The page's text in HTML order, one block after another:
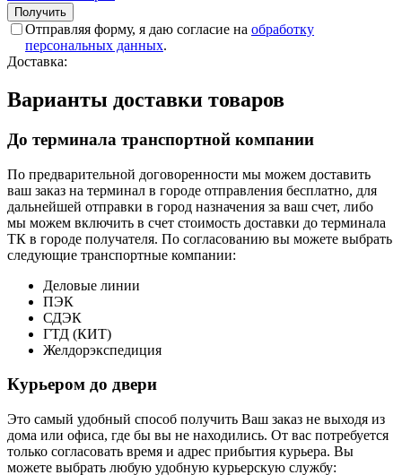
Отправляя форму, я даю согласие на обработку
персональных данных.
Доставка:
Варианты доставки товаров
До терминала транспортной компании
По предварительной договоренности мы можем доставить
ваш заказ на терминал в городе отправления бесплатно, для
дальнейшей отправки в город назначения за ваш счет, либо
мы можем включить в счет стоимость доставки до терминала
ТК в городе получателя. По согласованию вы можете выбрать
следующие транспортные компании:
Деловые линии
ПЭК
СДЭК
ГТД (КИТ)
Желдорэкспедиция
Курьером до двери
Это самый удобный способ получить Ваш заказ не выходя из
дома или офиса, где бы вы не находились. От вас потребуется
только согласовать время и адрес прибытия курьера. Вы
можете выбрать любую удобную курьерскую службу: